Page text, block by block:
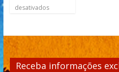
desativados
Receba informações